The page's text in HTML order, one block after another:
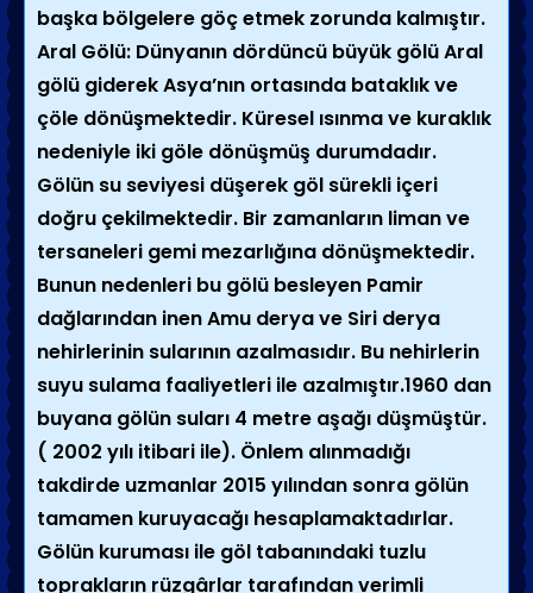
başka bölgelere göç etmek zorunda kalmıştır.
Aral Gölü: Dünyanın dördüncü büyük gölü Aral
gölü giderek Asya’nın ortasında bataklık ve
çöle dönüşmektedir. Küresel ısınma ve kuraklık
nedeniyle iki göle dönüşmüş durumdadır.
Gölün su seviyesi düşerek göl sürekli içeri
doğru çekilmektedir. Bir zamanların liman ve
tersaneleri gemi mezarlığına dönüşmektedir.
Bunun nedenleri bu gölü besleyen Pamir
dağlarından inen Amu derya ve Siri derya
nehirlerinin sularının azalmasıdır. Bu nehirlerin
suyu sulama faaliyetleri ile azalmıştır.1960 dan
buyana gölün suları 4 metre aşağı düşmüştür.
( 2002 yılı itibari ile). Önlem alınmadığı
takdirde uzmanlar 2015 yılından sonra gölün
tamamen kuruyacağı hesaplamaktadırlar.
Gölün kuruması ile göl tabanındaki tuzlu
toprakların rüzgârlar tarafından verimli